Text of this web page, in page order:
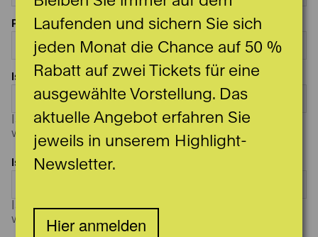
Preiskategorie
Ist die Kategorie ausgebucht, bestelle ich
Ist die gewünschte Preiskategorie ausgebucht,
wünsche ich:
Ist die Kategorie ausgebucht, bestelle ich
Ist die gewünschte Preiskategorie ausgebucht,
wünsche ich:
Laufenden und sichern Sie sich
jeden Monat die Chance auf 50 %
Rabatt auf zwei Tickets für eine
ausgewählte Vorstellung. Das
aktuelle Angebot erfahren Sie
jeweils in unserem Highlight-
Newsletter.
Hier anmelden